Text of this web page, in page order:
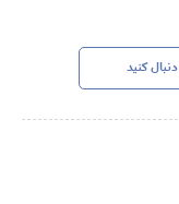
دنبال کنید